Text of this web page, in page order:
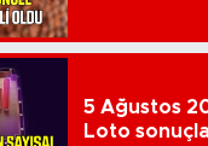
5 Ağustos
Loto